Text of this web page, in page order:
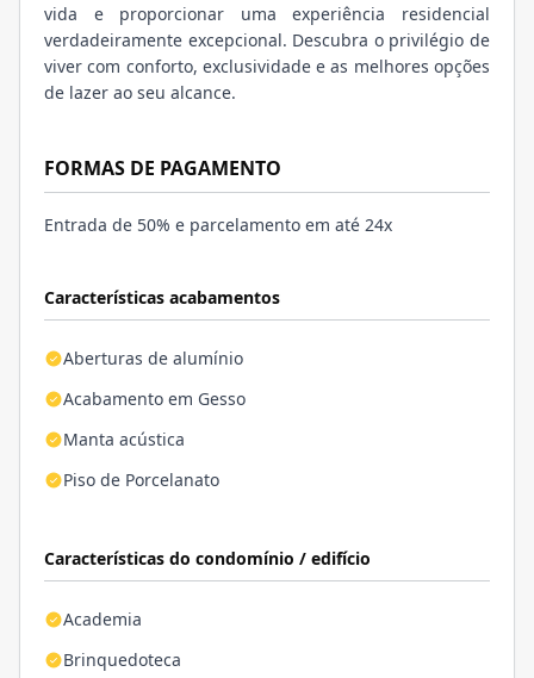
Características acabamentos
Aberturas de alumínio
Acabamento em Gesso
Manta acústica
Piso de Porcelanato
Características do condomínio / edifício
Academia
Brinquedoteca
vida e proporcionar uma experiência residencial
verdadeiramente excepcional. Descubra o privilégio de
viver com conforto, exclusividade e as melhores opções
de lazer ao seu alcance.
FORMAS DE PAGAMENTO
Entrada de 50% e parcelamento em até 24x